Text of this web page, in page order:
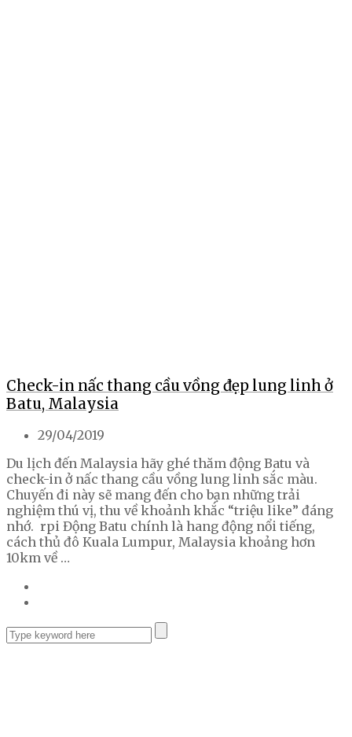
Check-in nấc thang cầu vồng đẹp lung linh ở
Batu, Malaysia
29/04/2019
Du lịch đến Malaysia hãy ghé thăm động Batu và
check-in ở nấc thang cầu vồng lung linh sắc màu.
Chuyến đi này sẽ mang đến cho bạn những trải
nghiệm thú vị, thu về khoảnh khắc “triệu like” đáng
nhớ. rpi Động Batu chính là hang động nổi tiếng,
cách thủ đô Kuala Lumpur, Malaysia khoảng hơn
10km về …